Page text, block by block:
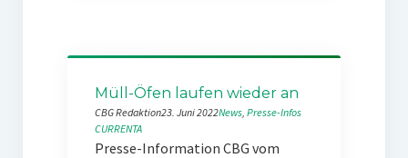
Müll-Öfen laufen wieder an
CBG Redaktion23. Juni 2022News, Presse-Infos
CURRENTA
Presse-Information CBG vom